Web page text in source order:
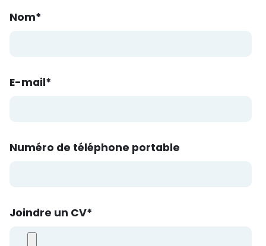
Nom*
E-mail*
Numéro de téléphone portable
Joindre un CV*